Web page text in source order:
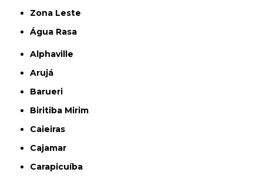
Zona Leste
Água Rasa
Alphaville
Arujá
Barueri
Biritiba Mirim
Caieiras
Cajamar
Carapicuíba